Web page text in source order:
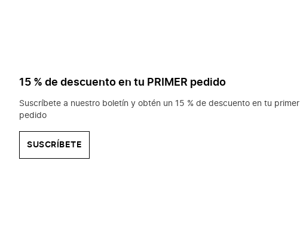
15 % de descuento en tu PRIMER pedido
Suscríbete a nuestro boletín y obtén un 15 % de descuento en tu primer
pedido
SUSCRÍBETE